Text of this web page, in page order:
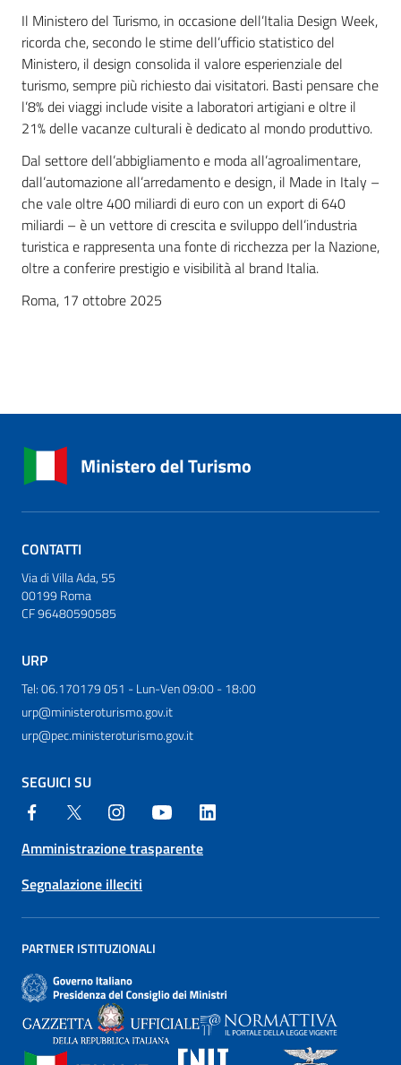
Il Ministero del Turismo, in occasione dell’Italia Design Week,
ricorda che, secondo le stime dell’ufficio statistico del
Ministero, il design consolida il valore esperienziale del
turismo, sempre più richiesto dai visitatori. Basti pensare che
l’8% dei viaggi include visite a laboratori artigiani e oltre il
21% delle vacanze culturali è dedicato al mondo produttivo.
Dal settore dell’abbigliamento e moda all’agroalimentare,
dall’automazione all’arredamento e design, il Made in Italy –
che vale oltre 400 miliardi di euro con un export di 640
miliardi – è un vettore di crescita e sviluppo dell’industria
turistica e rappresenta una fonte di ricchezza per la Nazione,
oltre a conferire prestigio e visibilità al brand Italia.
Roma, 17 ottobre 2025
CONTATTI
Via di Villa Ada, 55
00199 Roma
CF 96480590585
URP
Tel: 06.170179 051 - Lun-Ven 09:00 - 18:00
urp@ministeroturismo.gov.it
urp@pec.ministeroturismo.gov.it
SEGUICI SU
Amministrazione trasparente
Segnalazione illeciti
PARTNER ISTITUZIONALI